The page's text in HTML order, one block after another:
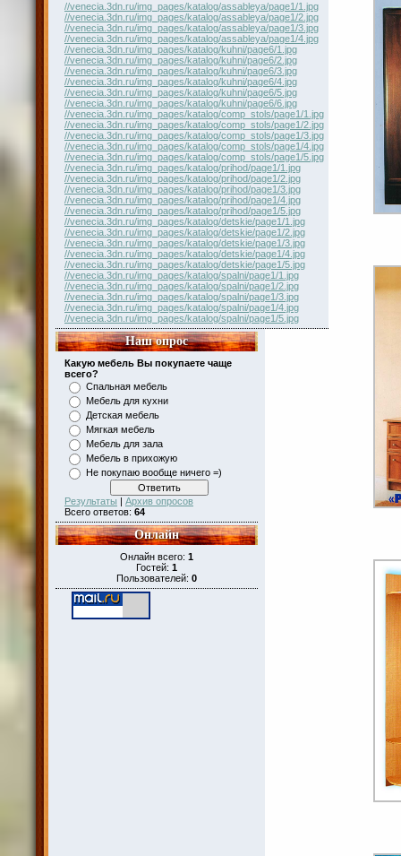
//venecia.3dn.ru/img_pages/katalog/assableya/page1/1.jpg
//venecia.3dn.ru/img_pages/katalog/assableya/page1/2.jpg
//venecia.3dn.ru/img_pages/katalog/assableya/page1/3.jpg
//venecia.3dn.ru/img_pages/katalog/assableya/page1/4.jpg
//venecia.3dn.ru/img_pages/katalog/kuhni/page6/1.jpg
//venecia.3dn.ru/img_pages/katalog/kuhni/page6/2.jpg
//venecia.3dn.ru/img_pages/katalog/kuhni/page6/3.jpg
//venecia.3dn.ru/img_pages/katalog/kuhni/page6/4.jpg
//venecia.3dn.ru/img_pages/katalog/kuhni/page6/5.jpg
//venecia.3dn.ru/img_pages/katalog/kuhni/page6/6.jpg
//venecia.3dn.ru/img_pages/katalog/comp_stols/page1/1.jpg
//venecia.3dn.ru/img_pages/katalog/comp_stols/page1/2.jpg
//venecia.3dn.ru/img_pages/katalog/comp_stols/page1/3.jpg
//venecia.3dn.ru/img_pages/katalog/comp_stols/page1/4.jpg
//venecia.3dn.ru/img_pages/katalog/comp_stols/page1/5.jpg
//venecia.3dn.ru/img_pages/katalog/prihod/page1/1.jpg
//venecia.3dn.ru/img_pages/katalog/prihod/page1/2.jpg
//venecia.3dn.ru/img_pages/katalog/prihod/page1/3.jpg
//venecia.3dn.ru/img_pages/katalog/prihod/page1/4.jpg
//venecia.3dn.ru/img_pages/katalog/prihod/page1/5.jpg
//venecia.3dn.ru/img_pages/katalog/detskie/page1/1.jpg
//venecia.3dn.ru/img_pages/katalog/detskie/page1/2.jpg
//venecia.3dn.ru/img_pages/katalog/detskie/page1/3.jpg
//venecia.3dn.ru/img_pages/katalog/detskie/page1/4.jpg
//venecia.3dn.ru/img_pages/katalog/detskie/page1/5.jpg
//venecia.3dn.ru/img_pages/katalog/spalni/page1/1.jpg
//venecia.3dn.ru/img_pages/katalog/spalni/page1/2.jpg
//venecia.3dn.ru/img_pages/katalog/spalni/page1/3.jpg
//venecia.3dn.ru/img_pages/katalog/spalni/page1/4.jpg
//venecia.3dn.ru/img_pages/katalog/spalni/page1/5.jpg
Наш опрос
Какую мебель Вы покупаете чаще
всего?
Спальная мебель
Мебель для кухни
Детская мебель
Мягкая мебель
Мебель для зала
Мебель в прихожую
Не покупаю вообще ничего =)
Результаты | Архив опросов
Всего ответов: 64
Онлайн
Онлайн всего: 1
Гостей: 1
Пользователей: 0